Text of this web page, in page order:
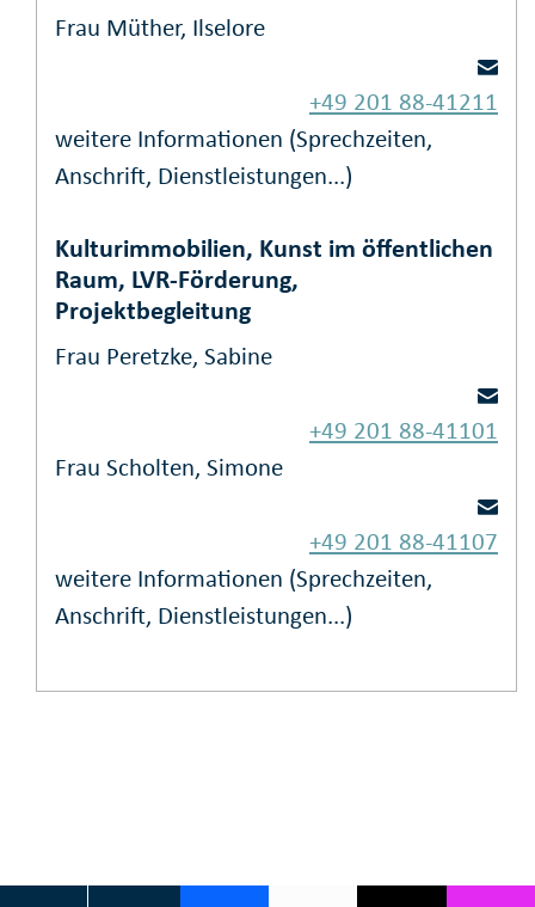
Frau Müther, Ilselore
+49 201 88-41211
weitere Informationen (Sprechzeiten,
Anschrift, Dienstleistungen...)
Kulturimmobilien, Kunst im öffentlichen
Raum, LVR-Förderung,
Projektbegleitung
Frau Peretzke, Sabine
+49 201 88-41101
Frau Scholten, Simone
+49 201 88-41107
weitere Informationen (Sprechzeiten,
Anschrift, Dienstleistungen...)